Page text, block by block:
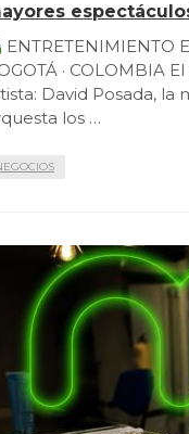
ENTRETENIMIENTO
· COLOMBIA
David Posada, la
los …